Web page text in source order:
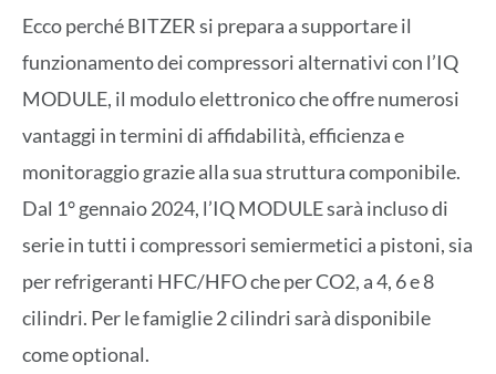
Ecco perché BITZER si prepara a supportare il
funzionamento dei compressori alternativi con l’IQ
MODULE, il modulo elettronico che offre numerosi
vantaggi in termini di affidabilità, efficienza e
monitoraggio grazie alla sua struttura componibile.
Dal 1° gennaio 2024, l’IQ MODULE sarà incluso di
serie in tutti i compressori semiermetici a pistoni, sia
per refrigeranti HFC/HFO che per CO2, a 4, 6 e 8
cilindri. Per le famiglie 2 cilindri sarà disponibile
come optional.